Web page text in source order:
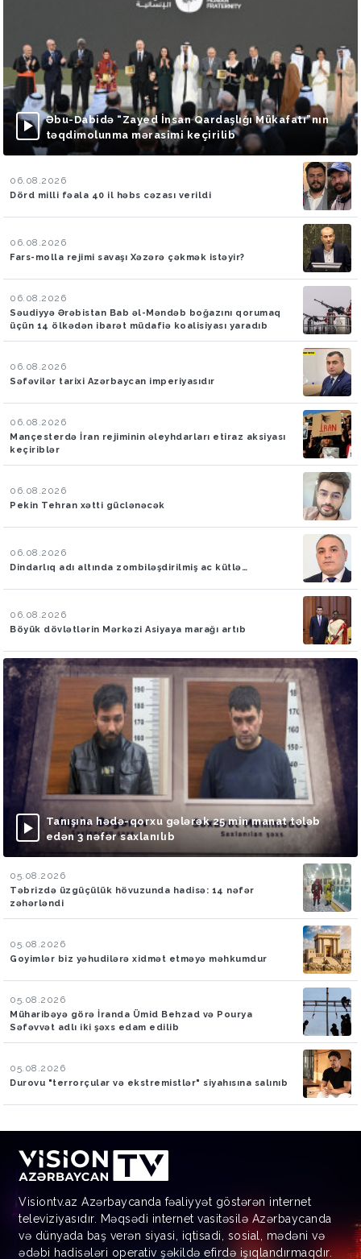
Əbu-Dabidə “Zayed İnsan Qardaşlığı Mükafatı”nın
təqdimolunma mərasimi keçirilib
06.08.2026
Dörd milli fəala 40 il həbs cəzası verildi
06.08.2026
Fars-molla rejimi savaşı Xəzərə çəkmək istəyir?
06.08.2026
Səudiyyə Ərəbistan Bab əl-Məndəb boğazını qorumaq
üçün 14 ölkədən ibarət müdafiə koalisiyası yaradıb
06.08.2026
Səfəvilər tarixi Azərbaycan imperiyasıdır
06.08.2026
Mançesterdə İran rejiminin əleyhdarları etiraz aksiyası
keçiriblər
06.08.2026
Pekin Tehran xətti güclənəcək
06.08.2026
Dindarlıq adı altında zombiləşdirilmiş ac kütlə…
06.08.2026
Böyük dövlətlərin Mərkəzi Asiyaya marağı artıb
Tanışına hədə-qorxu gələrək 25 min manat tələb
edən 3 nəfər saxlanılıb
05.08.2026
Təbrizdə üzgüçülük hövuzunda hadisə: 14 nəfər
zəhərləndi
05.08.2026
Goyimlər biz yəhudilərə xidmət etməyə məhkumdur
05.08.2026
Müharibəyə görə İranda Ümid Behzad və Pourya
Səfəvvət adlı iki şəxs edam edilib
05.08.2026
Durovu "terrorçular və ekstremistlər" siyahısına salınıb
Visiontv.az Azərbaycanda fəaliyyət göstərən internet
televiziyasıdır. Məqsədi internet vasitəsilə Azərbaycanda
və dünyada baş verən siyasi, iqtisadi, sosial, mədəni və
ədəbi hadisələri operativ şəkildə efirdə işıqlandırmaqdır.